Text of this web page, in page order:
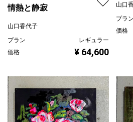
情熱と静寂
山口香代子
プラン
レギュラー
価格
¥ 64,600
山口
プラン
価格